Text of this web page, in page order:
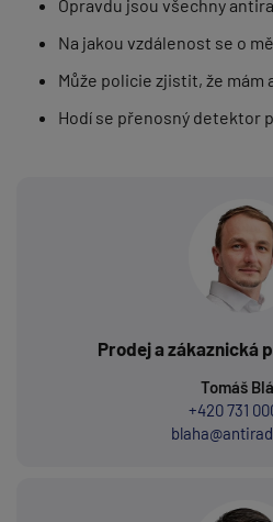
Opravdu jsou všechny
Na jakou vzdálenost se o
Může policie zjistit, že mám
Hodí se přenosný detektor
Prodej a zákaznická
Tomáš
+420 731